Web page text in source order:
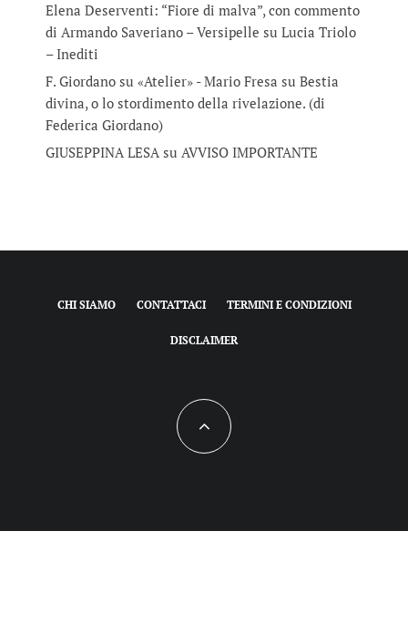
Elena Deserventi: “Fiore di malva”, con commento
di Armando Saveriano – Versipelle su Lucia Triolo
– Inediti
F. Giordano su «Atelier» - Mario Fresa su Bestia
divina, o lo stordimento della rivelazione. (di
Federica Giordano)
GIUSEPPINA LESAsu AVVISO IMPORTANTE
CHI SIAMO CONTATTACI TERMINI E CONDIZIONI
DISCLAIMER